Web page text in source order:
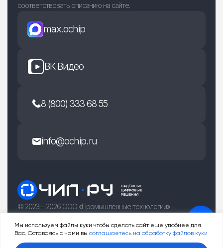
Мы используем файлы куки чтобы сделать сайт еще удобнее для
Вас. Оставаясь с нами вы соглашаетесь на обработку файлов куки
соответствовать описанию на сайте.
max.ochip
ВК Видео
8 (800) 333 68 55
info@ochip.ru
© 2023—2026 ООО «Промышленные технологии»